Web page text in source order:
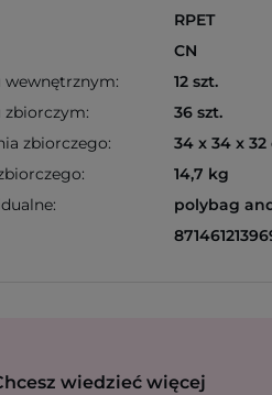
RPET
CN
wewnętrznym:
12 szt.
zbiorczym:
36 szt.
zbiorczego:
34 x 34 x 32
14,7 kg
polybag
wiedzieć więcej